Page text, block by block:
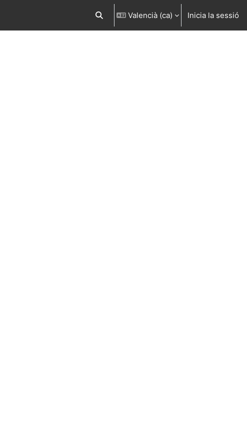
Commuta l'entrada de la cerca
Valencià ‎(ca)‎ Inicia la sessió